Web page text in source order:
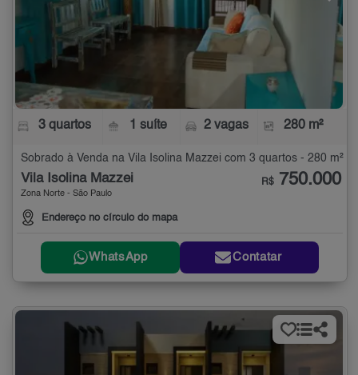
3 quartos 1 suíte 2 vagas 280 m²
Sobrado à Venda na Vila Isolina Mazzei com 3 quartos - 280 m²
Vila Isolina Mazzei
Zona Norte - São Paulo
Endereço no círculo do mapa
R$ 750.000
WhatsApp Contatar